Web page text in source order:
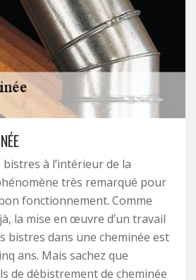
à l’intérieur de la
très remarqué pour
fonctionnement. Comme
la mise en œuvre d’un travail
bistres dans une cheminée est
ans. Mais sachez que
de débistrement de cheminée